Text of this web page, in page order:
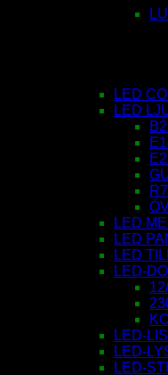
LED
LED
LED
LED
LED
LED-
LED-
LED-
LED-